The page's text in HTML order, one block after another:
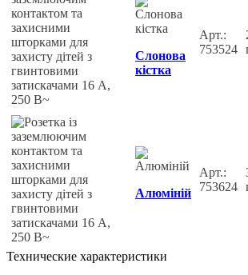
Слонова
кістка
Арт.:
753524
Алюміній
Арт.:
753624
Технические характеристики